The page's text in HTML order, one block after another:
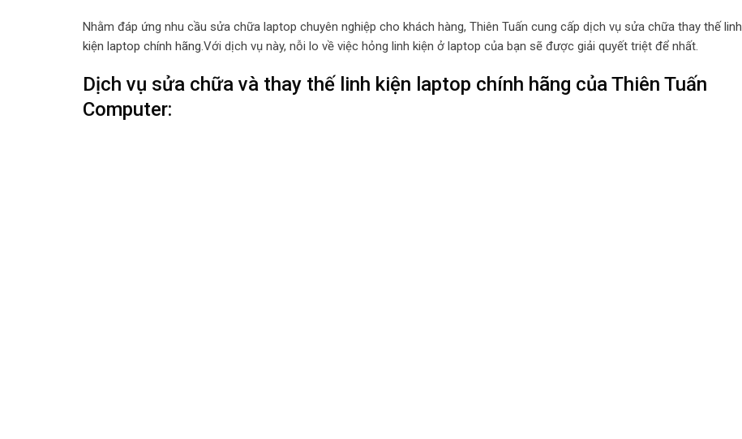
Nhằm đáp ứng nhu cầu sửa chữa laptop chuyên nghiệp cho khách hàng, Thiên Tuấn cung cấp dịch vụ sửa chữa thay thế linh
kiện laptop chính hãng.Với dịch vụ này, nỗi lo về việc hỏng linh kiện ở laptop của bạn sẽ được giải quyết triệt để nhất.
Dịch vụ sửa chữa và thay thế linh kiện laptop chính hãng của Thiên Tuấn
Computer: